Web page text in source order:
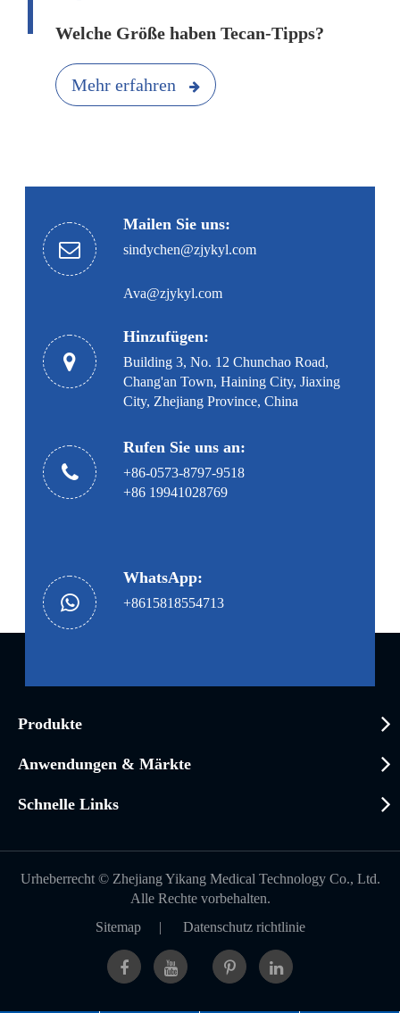
Welche Größe haben Tecan-Tipps?
Mehr erfahren
Mailen Sie uns:
sindychen@zjykyl.com
Ava@zjykyl.com
Hinzufügen:
Building 3, No. 12 Chunchao Road,
Chang'an Town, Haining City, Jiaxing
City, Zhejiang Province, China
Rufen Sie uns an:
+86-0573-8797-9518
+86 19941028769
WhatsApp:
+8615818554713
Produkte
Anwendungen & Märkte
Schnelle Links
Urheberrecht © Zhejiang Yikang Medical Technology Co., Ltd.
Alle Rechte vorbehalten.
Sitemap| Datenschutz richtlinie